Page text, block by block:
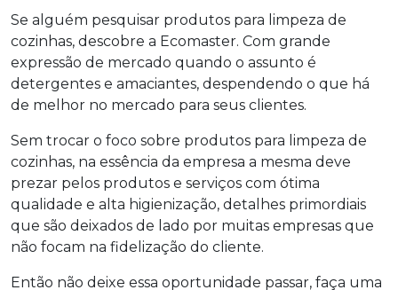
Se alguém pesquisar produtos para limpeza de
cozinhas, descobre a Ecomaster. Com grande
expressão de mercado quando o assunto é
detergentes e amaciantes, despendendo o que há
de melhor no mercado para seus clientes.
Sem trocar o foco sobre produtos para limpeza de
cozinhas, na essência da empresa a mesma deve
prezar pelos produtos e serviços com ótima
qualidade e alta higienização, detalhes primordiais
que são deixados de lado por muitas empresas que
não focam na fidelização do cliente.
Então não deixe essa oportunidade passar, faça uma